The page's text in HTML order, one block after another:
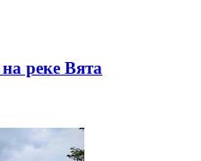
реке Вята